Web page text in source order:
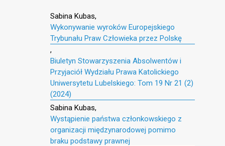
Sabina Kubas,
Wykonywanie wyroków Europejskiego
Trybunału Praw Człowieka przez Polskę
,
Biuletyn Stowarzyszenia Absolwentów i
Przyjaciół Wydziału Prawa Katolickiego
Uniwersytetu Lubelskiego: Tom 19 Nr 21 (2)
(2024)
Sabina Kubas,
Wystąpienie państwa członkowskiego z
organizacji międzynarodowej pomimo
braku podstawy prawnej